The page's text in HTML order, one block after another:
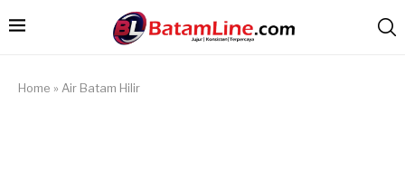
Home » Air Batam Hilir